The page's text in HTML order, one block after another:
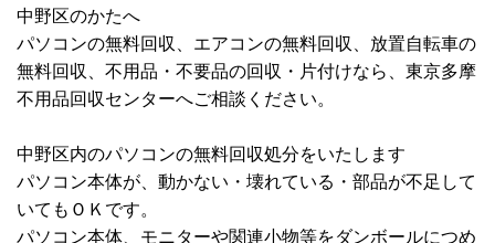
中野区のかたへ
パソコンの無料回収、エアコンの無料回収、放置自転車の
無料回収、不用品・不要品の回収・片付けなら、東京多摩
不用品回収センターへご相談ください。
中野区内のパソコンの無料回収処分をいたします
パソコン本体が、動かない・壊れている・部品が不足して
いてもＯＫです。
パソコン本体、モニターや関連小物等をダンボールにつめ